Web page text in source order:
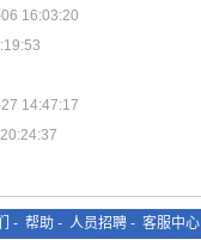
16:03:20
14:47:17
- 帮助 - 人员招聘 - 客服中心